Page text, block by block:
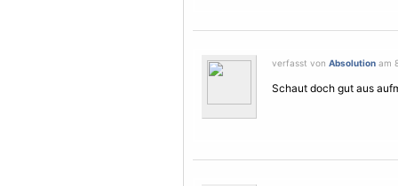
verfasst von Absolution am
Schaut doch gut aus